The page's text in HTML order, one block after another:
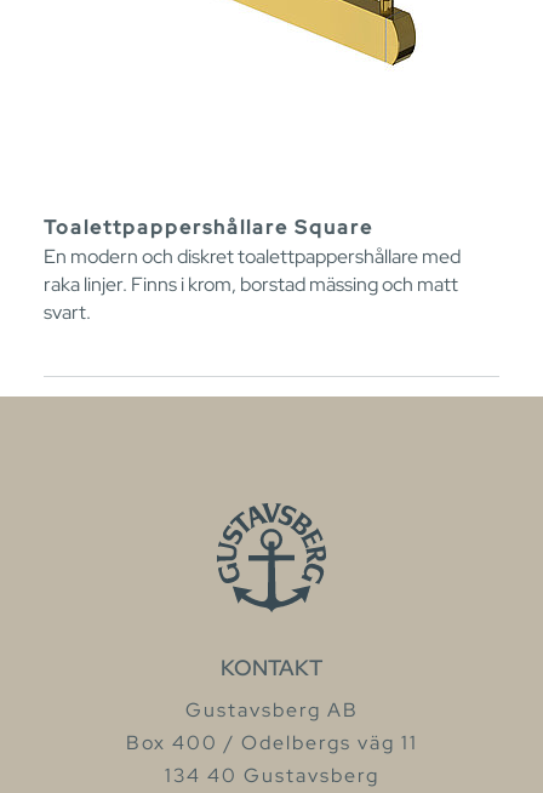
Toalettpappershållare Square
En modern och diskret toalettpappershållare med
raka linjer. Finns i krom, borstad mässing och matt
svart.
KONTAKT
Gustavsberg AB
Box 400 / Odelbergs väg 11
134 40 Gustavsberg